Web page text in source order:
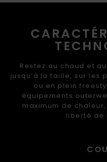
Restez au chaud et
jusqu’à la taille, sur les
ou en plein
équipements
maximum de
liberté de